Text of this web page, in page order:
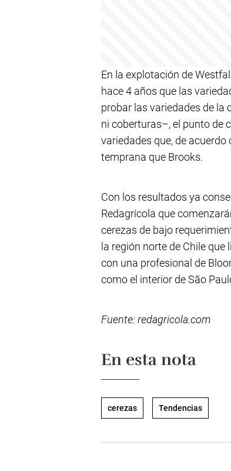
En la explotación de
hace 4 años que las
probar las variedades de la
ni coberturas–, el punto de
variedades que, de
temprana que Brooks.
Con los resultados ya
Redagrícola que
cerezas de bajo
la región norte de Chile
con una profesional de
como el interior de São
Fuente: redagricola.com
En esta nota
cerezas Tendencias